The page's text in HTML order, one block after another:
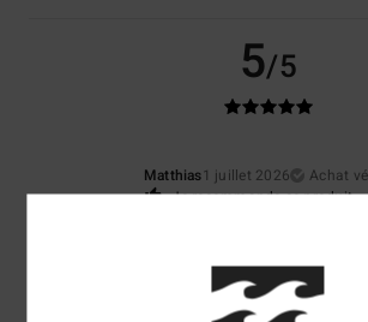
5/5
Matthias1 juillet 2026
Achat
Je recommande ce produit
4/5